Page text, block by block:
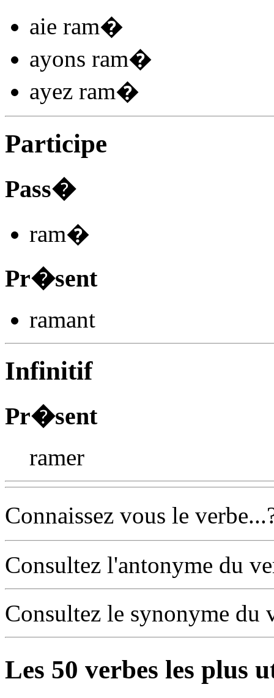
aie ram�
ayons ram�
ayez ram�
Participe
Pass�
ram�
Pr�sent
ramant
Infinitif
Pr�sent
ramer
Connaissez vous le
Consultez l'antonyme du
Consultez le synonyme du
Les 50 verbes les plus